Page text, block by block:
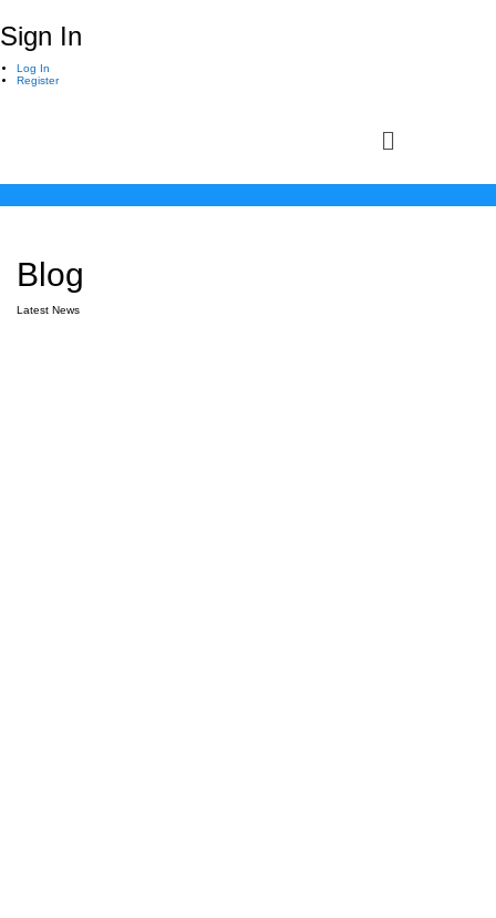
Sign In
Log In
Register
Blog
Latest News